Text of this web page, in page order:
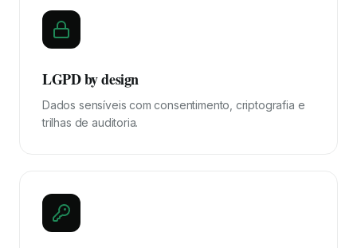
LGPD by design
Dados sensíveis com consentimento, criptografia e
trilhas de auditoria.